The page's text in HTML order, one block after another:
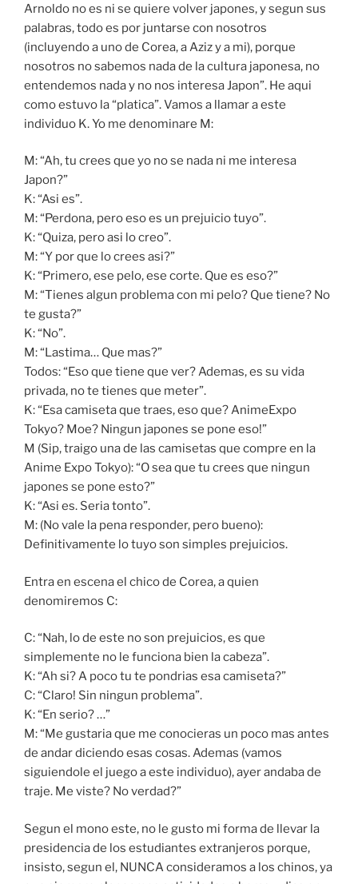
Arnoldo no es ni se quiere volver japones, y segun sus
palabras, todo es por juntarse con nosotros
(incluyendo a uno de Corea, a Aziz y a mi), porque
nosotros no sabemos nada de la cultura japonesa, no
entendemos nada y no nos interesa Japon”. He aqui
como estuvo la “platica”. Vamos a llamar a este
individuo K. Yo me denominare M:
M: “Ah, tu crees que yo no se nada ni me interesa
Japon?”
K: “Asi es”.
M: “Perdona, pero eso es un prejuicio tuyo”.
K: “Quiza, pero asi lo creo”.
M: “Y por que lo crees asi?”
K: “Primero, ese pelo, ese corte. Que es eso?”
M: “Tienes algun problema con mi pelo? Que tiene? No
te gusta?”
K: “No”.
M: “Lastima… Que mas?”
Todos: “Eso que tiene que ver? Ademas, es su vida
privada, no te tienes que meter”.
K: “Esa camiseta que traes, eso que? AnimeExpo
Tokyo? Moe? Ningun japones se pone eso!”
M (Sip, traigo una de las camisetas que compre en la
Anime Expo Tokyo): “O sea que tu crees que ningun
japones se pone esto?”
K: “Asi es. Seria tonto”.
M: (No vale la pena responder, pero bueno):
Definitivamente lo tuyo son simples prejuicios.
Entra en escena el chico de Corea, a quien
denomiremos C:
C: “Nah, lo de este no son prejuicios, es que
simplemente no le funciona bien la cabeza”.
K: “Ah si? A poco tu te pondrias esa camiseta?”
C: “Claro! Sin ningun problema”.
K: “En serio? …”
M: “Me gustaria que me conocieras un poco mas antes
de andar diciendo esas cosas. Ademas (vamos
siguiendole el juego a este individuo), ayer andaba de
traje. Me viste? No verdad?”
Segun el mono este, no le gusto mi forma de llevar la
presidencia de los estudiantes extranjeros porque,
insisto, segun el, NUNCA consideramos a los chinos, ya